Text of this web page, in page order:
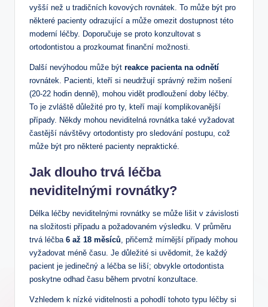
vyšší než u tradičních kovových rovnátek. To může být pro
některé pacienty odrazující a může omezit dostupnost této
moderní léčby. Doporučuje se proto konzultovat s
ortodontistou a prozkoumat finanční možnosti.
Další nevýhodou může být reakce pacienta na odnětí
rovnátek. Pacienti, kteří si neudržují správný režim nošení
(20-22 hodin denně), mohou vidět prodloužení doby léčby.
To je zvláště důležité pro ty, kteří mají komplikovanější
případy. Někdy mohou neviditelná rovnátka také vyžadovat
častější návštěvy ortodontisty pro sledování postupu, což
může být pro některé pacienty nepraktické.
Jak dlouho trvá léčba
neviditelnými rovnátky?
Délka léčby neviditelnými rovnátky se může lišit v závislosti
na složitosti případu a požadovaném výsledku. V průměru
trvá léčba 6 až 18 měsíců, přičemž mírnější případy mohou
vyžadovat méně času. Je důležité si uvědomit, že každý
pacient je jedinečný a léčba se liší; obvykle ortodontista
poskytne odhad času během prvotní konzultace.
Vzhledem k nízké viditelnosti a pohodlí tohoto typu léčby si